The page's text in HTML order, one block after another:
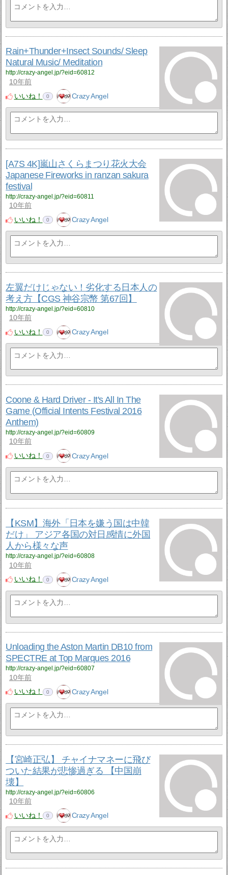
Rain+Thunder+Insect Sounds/ Sleep
Natural Music/ Meditation
http://crazy-angel.jp/?eid=60812
10年前
いいね！
0 Crazy Angel
[A7S 4K]嵐山さくらまつり花火大会
Japanese Fireworks in ranzan sakura
festival
http://crazy-angel.jp/?eid=60811
10年前
いいね！
0 Crazy Angel
左翼だけじゃない！劣化する日本人の
考え方【CGS 神谷宗幣 第67回】
http://crazy-angel.jp/?eid=60810
10年前
いいね！
0 Crazy Angel
Coone & Hard Driver - It's All In The
Game (Official Intents Festival 2016
Anthem)
http://crazy-angel.jp/?eid=60809
10年前
いいね！
0 Crazy Angel
【KSM】海外「日本を嫌う国は中韓
だけ」 アジア各国の対日感情に外国
人から様々な声
http://crazy-angel.jp/?eid=60808
10年前
いいね！
0 Crazy Angel
Unloading the Aston Martin DB10 from
SPECTRE at Top Marques 2016
http://crazy-angel.jp/?eid=60807
10年前
いいね！
0 Crazy Angel
【宮崎正弘】 チャイナマネーに飛び
ついた結果が悲惨過ぎる 【中国崩
壊】
http://crazy-angel.jp/?eid=60806
10年前
いいね！
0 Crazy Angel